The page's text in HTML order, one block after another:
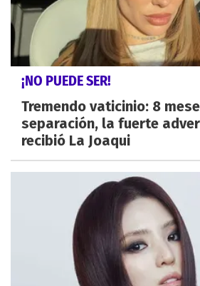
¡NO PUEDE SER!
Tremendo vaticinio: 8
separación, la fuerte
recibió La Joaqui